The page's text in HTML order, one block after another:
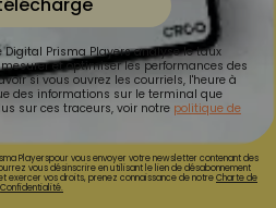
Digital Prisma Players analyse le taux
et optimiser les performances des
si vous ouvrez les courriels, l'heure à
des informations sur le terminal que
sur ces traceurs, voir notre politique de
Playerspour vous envoyer votre newsletter contenant des
vous désinscrire en utilisant le lien de désabonnement
exercer vos droits, prenez connaissance de notreCharte de
Confidentialité.